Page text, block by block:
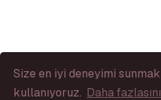
Size en iyi deneyimi
kullanıyoruz. Daha